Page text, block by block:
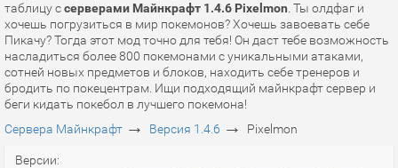
таблицу ссерверами Майнкрафт 1.4.6 Pixelmon . Ты олдфаг и
хочешь погрузиться в мир покемонов? Хочешь завоевать себе
Пикачу? Тогда этот мод точно для тебя! Он даст тебе возможность
насладиться более 800 покемонами с уникальными атаками,
сотней новых предметов и блоков, находить себе тренеров и
бродить по покецентрам. Ищи подходящий майнкрафт сервер и
беги кидать покебол в лучшего покемона!
Сервера Майнкрафт → Версия 1.4.6 → Pixelmon
Версии: